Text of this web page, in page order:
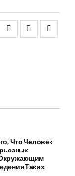
Что Человек
Таких